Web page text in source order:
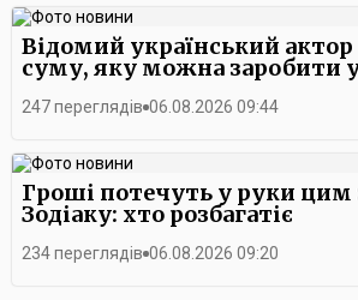
Відомий український актор
суму, яку можна заробити
247 переглядів 06.08.2026 09:44
Гроші потечуть у руки цим
Зодіаку: хто розбагатіє
234 переглядів 06.08.2026 09:20